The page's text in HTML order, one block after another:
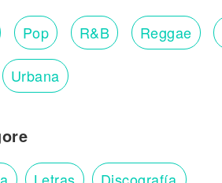
Pop R&B Reggae
Urbana